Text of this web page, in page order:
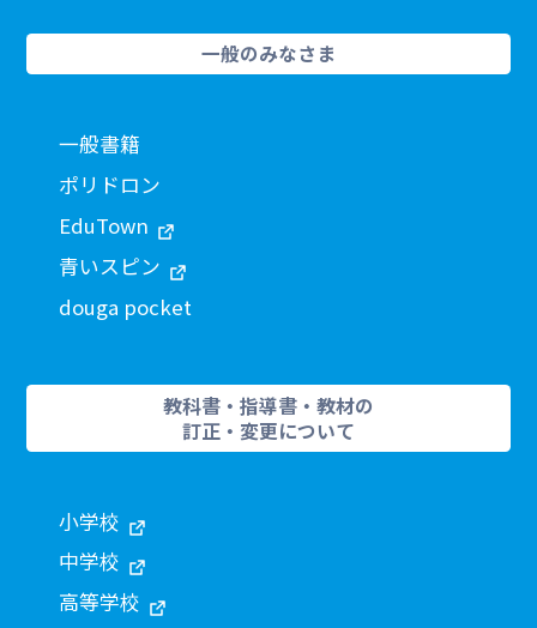
一般のみなさま
一般書籍
ポリドロン
EduTown
青いスピン
douga pocket
教科書・指導書・教材の
訂正・変更について
小学校
中学校
高等学校